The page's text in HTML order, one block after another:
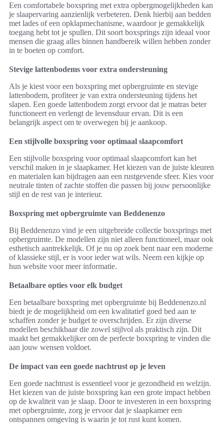
Een comfortabele boxspring met extra opbergmogelijkheden kan
je slaapervaring aanzienlijk verbeteren. Denk hierbij aan bedden
met lades of een opklapmechanisme, waardoor je gemakkelijk
toegang hebt tot je spullen. Dit soort boxsprings zijn ideaal voor
mensen die graag alles binnen handbereik willen hebben zonder
in te boeten op comfort.
Stevige lattenbodems voor extra ondersteuning
Als je kiest voor een boxspring met opbergruimte en stevige
lattenbodem, profiteer je van extra ondersteuning tijdens het
slapen. Een goede lattenbodem zorgt ervoor dat je matras beter
functioneert en verlengt de levensduur ervan. Dit is een
belangrijk aspect om te overwegen bij je aankoop.
Een stijlvolle boxspring voor optimaal slaapcomfort
Een stijlvolle boxspring voor optimaal slaapcomfort kan het
verschil maken in je slaapkamer. Het kiezen van de juiste kleuren
en materialen kan bijdragen aan een rustgevende sfeer. Kies voor
neutrale tinten of zachte stoffen die passen bij jouw persoonlijke
stijl en de rest van je interieur.
Boxspring met opbergruimte van Beddenenzo
Bij Beddenenzo vind je een uitgebreide collectie boxsprings met
opbergruimte. De modellen zijn niet alleen functioneel, maar ook
esthetisch aantrekkelijk. Of je nu op zoek bent naar een moderne
of klassieke stijl, er is voor ieder wat wils. Neem een kijkje op
hun website voor meer informatie.
Betaalbare opties voor elk budget
Een betaalbare boxspring met opbergruimte bij Beddenenzo.nl
biedt je de mogelijkheid om een kwalitatief goed bed aan te
schaffen zonder je budget te overschrijden. Er zijn diverse
modellen beschikbaar die zowel stijlvol als praktisch zijn. Dit
maakt het gemakkelijker om de perfecte boxspring te vinden die
aan jouw wensen voldoet.
De impact van een goede nachtrust op je leven
Een goede nachtrust is essentieel voor je gezondheid en welzijn.
Het kiezen van de juiste boxspring kan een grote impact hebben
op de kwaliteit van je slaap. Door te investeren in een boxspring
met opbergruimte, zorg je ervoor dat je slaapkamer een
ontspannen omgeving is waarin je tot rust kunt komen.